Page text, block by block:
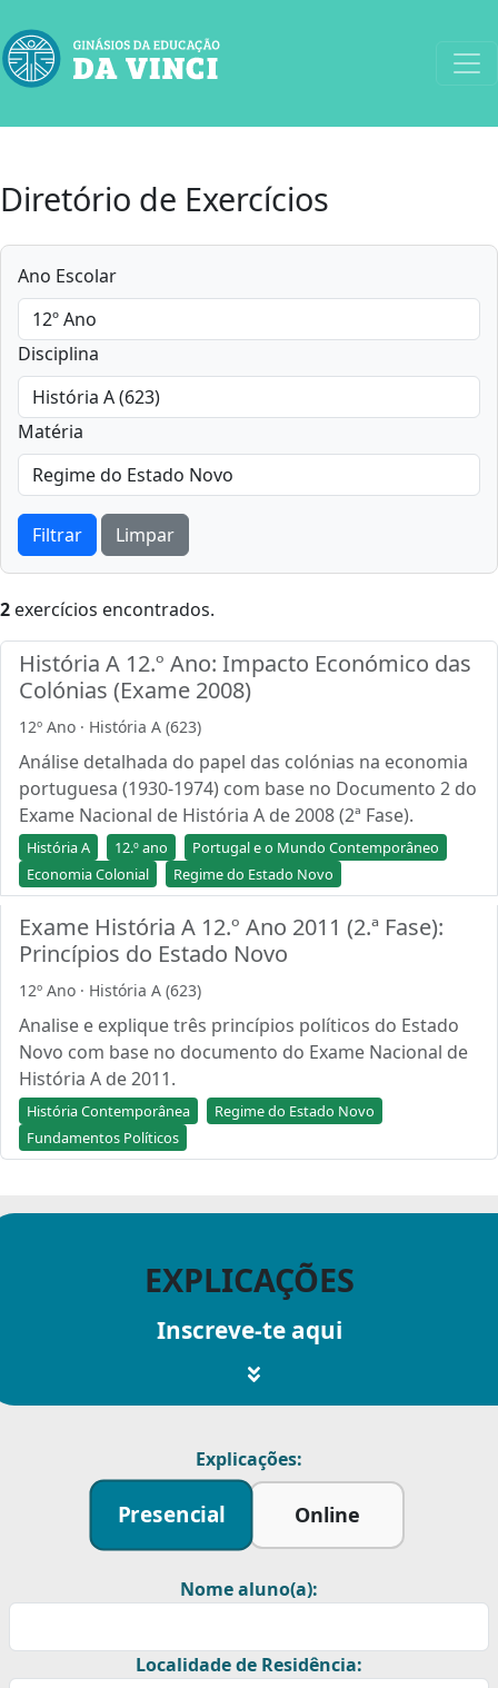
Diretório de Exercícios
Ano Escolar
Disciplina
Matéria
Filtrar Limpar
2 exercícios encontrados.
História A 12.º Ano: Impacto Económico das
Colónias (Exame 2008)
12º Ano · História A (623)
Análise detalhada do papel das colónias na economia
portuguesa (1930-1974) com base no Documento 2 do
Exame Nacional de História A de 2008 (2ª Fase).
História A 12.º ano
Portugal e o Mundo Contemporâneo
Economia Colonial
Regime do Estado Novo
Exame História A 12.º Ano 2011 (2.ª Fase):
Princípios do Estado Novo
12º Ano · História A (623)
Analise e explique três princípios políticos do Estado
Novo com base no documento do Exame Nacional de
História A de 2011.
História Contemporânea
Regime do Estado Novo
Fundamentos Políticos
EXPLICAÇÕES
Inscreve-te aqui
Explicações:
Presencial Online
Nome aluno(a):
Localidade de Residência: